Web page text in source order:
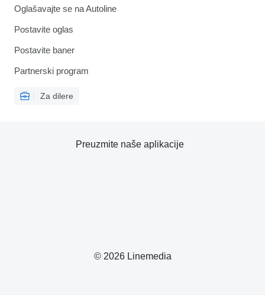
Oglašavajte se na Autoline
Postavite oglas
Postavite baner
Partnerski program
Za dilere
© 2026 Linemedia
Preuzmite naše aplikacije